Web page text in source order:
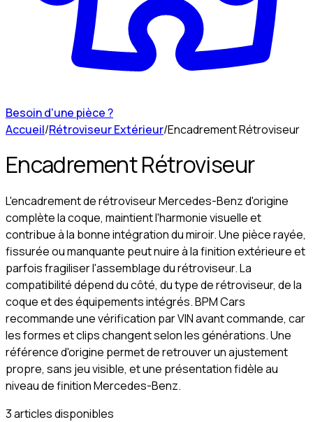
Besoin d'une pièce ?
Accueil/Rétroviseur Extérieur/Encadrement Rétroviseur
Encadrement Rétroviseur
L'encadrement de rétroviseur Mercedes-Benz d'origine
complète la coque, maintient l'harmonie visuelle et
contribue à la bonne intégration du miroir. Une pièce rayée,
fissurée ou manquante peut nuire à la finition extérieure et
parfois fragiliser l'assemblage du rétroviseur. La
compatibilité dépend du côté, du type de rétroviseur, de la
coque et des équipements intégrés. BPM Cars
recommande une vérification par VIN avant commande, car
les formes et clips changent selon les générations. Une
référence d'origine permet de retrouver un ajustement
propre, sans jeu visible, et une présentation fidèle au
niveau de finition Mercedes-Benz.
3articlesdisponibles